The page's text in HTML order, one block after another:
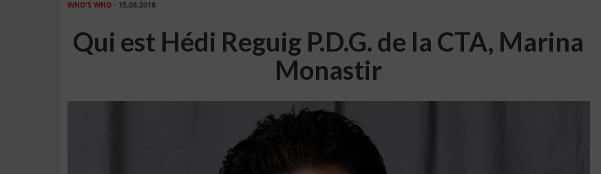
WHO'S WHO - 15.08.2018
Qui est Hédi Reguig P.D.G. de la CTA, Marina
Monastir